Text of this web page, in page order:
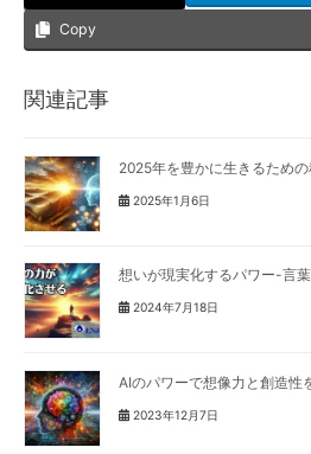
Copy
関連記事
2025年を豊かに生きるため
2025年1月6日
想いが現実化するパワー-言
2024年7月18日
AIのパワーで想像力と創造性
2023年12月7日